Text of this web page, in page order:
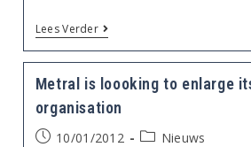
Lees VerderSalon
Emballage
2012,
19
–
22
November
Metral is loooking to enlarge
organisation
Bericht10/01/2012 Berichtcategorie:
Nieuws